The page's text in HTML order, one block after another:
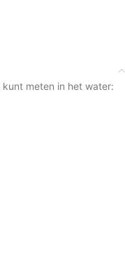
meten in het water: